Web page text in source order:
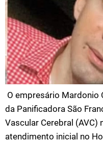
O empresário Mardonio
da Panificadora São
Vascular Cerebral (AVC)
atendimento inicial no